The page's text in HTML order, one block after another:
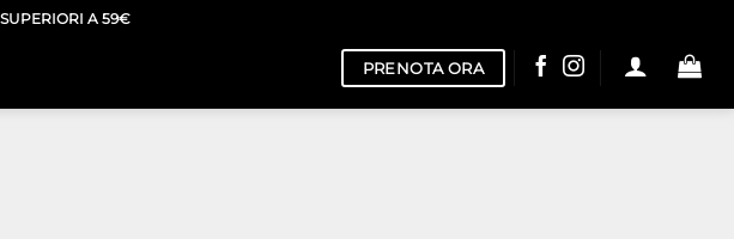
A 59€
PRENOTA ORA